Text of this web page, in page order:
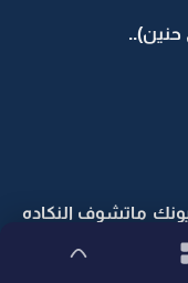
حنين)..
ماتشوف النكاده